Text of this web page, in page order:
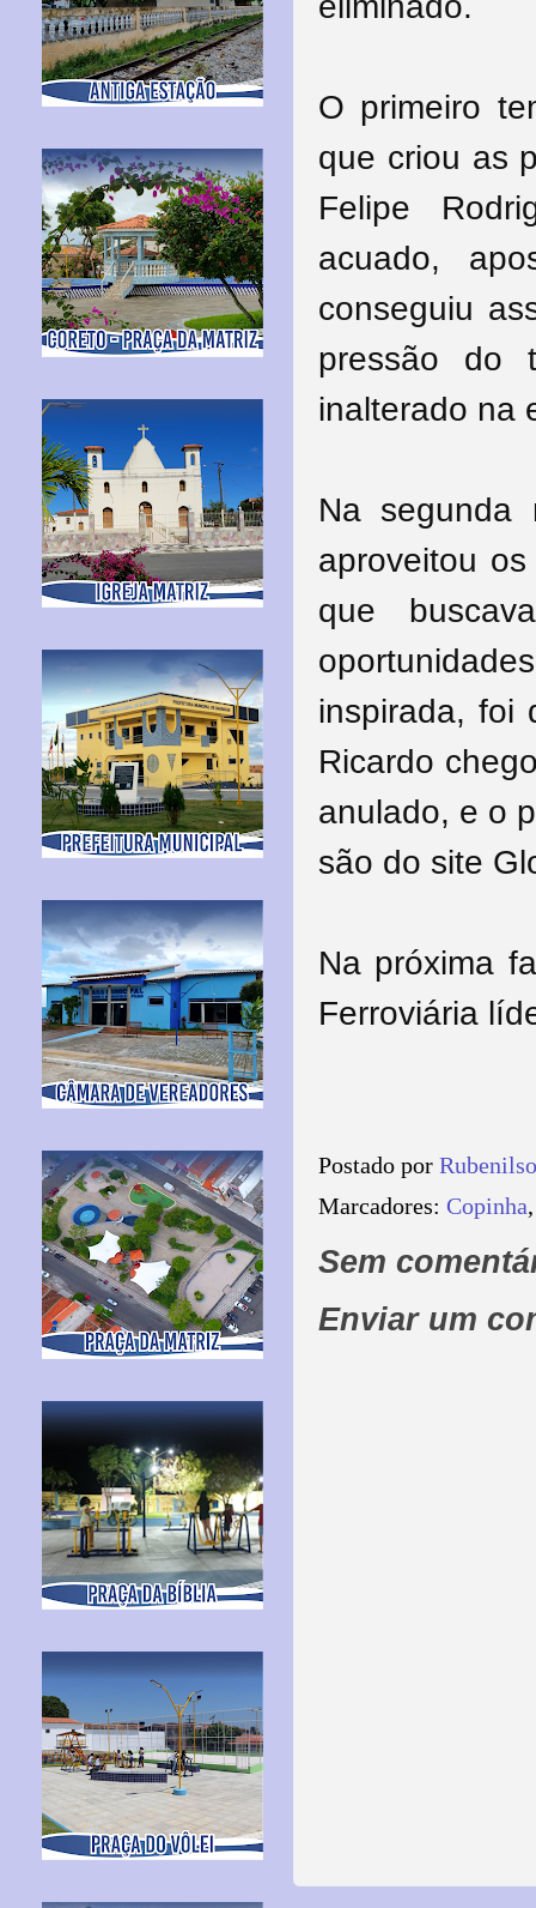
O primeiro
que criou as
Felipe
acuado,
conseguiu
pressão do
inalterado na
Na segunda
aproveitou
que
inspirada, foi
Ricardo
anulado, e o
são do site
Na próxima
Ferroviária
Postado por
Marcadores: Copinha
Sem
Enviar um